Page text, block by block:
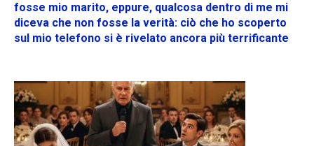
fosse mio marito, eppure, qualcosa dentro di me mi
diceva che non fosse la verità: ciò che ho scoperto
sul mio telefono si è rivelato ancora più terrificante